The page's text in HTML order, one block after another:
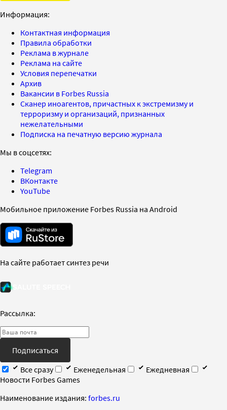
Информация:
Контактная информация
Правила обработки
Реклама в журнале
Реклама на сайте
Условия перепечатки
Архив
Вакансии в Forbes Russia
Сканер иноагентов, причастных к экстремизму и
терроризму и организаций, признанных
нежелательными
Подписка на печатную версию журнала
Мы в соцсетях:
Telegram
ВКонтакте
YouTube
Мобильное приложение Forbes Russia на Android
На сайте работает синтез речи
Рассылка:
Подписаться
Все сразу
Еженедельная
Ежедневная
Новости Forbes Games
Наименование издания: forbes.ru